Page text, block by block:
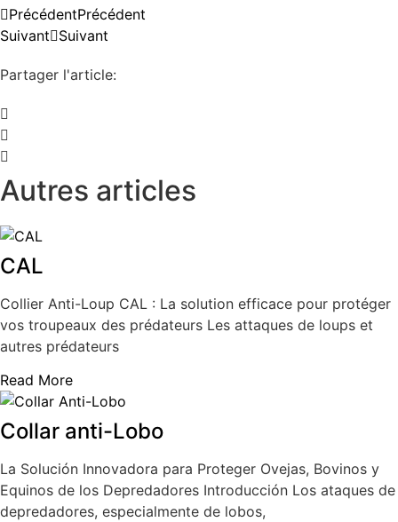
PrécédentPrécédent
Suivant Suivant
Partager l'article:
Autres articles
CAL
Collier Anti-Loup CAL : La solution efficace pour protéger
vos troupeaux des prédateurs Les attaques de loups et
autres prédateurs
Read More
Collar anti-Lobo
La Solución Innovadora para Proteger Ovejas, Bovinos y
Equinos de los Depredadores Introducción Los ataques de
depredadores, especialmente de lobos,